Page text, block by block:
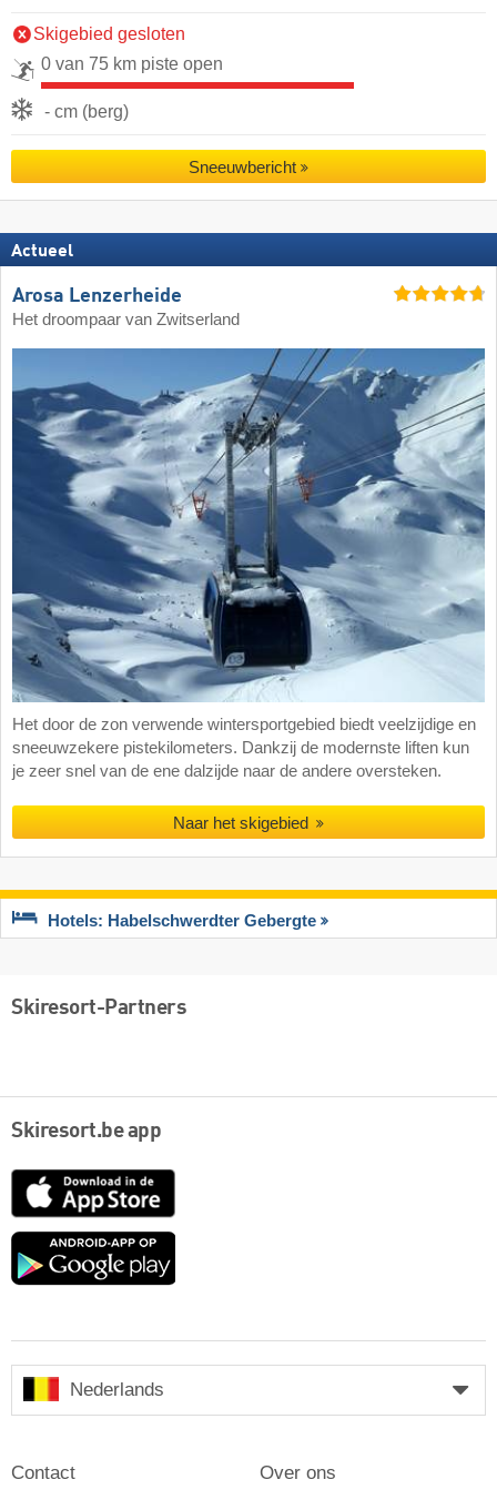
Skigebied gesloten
0 van 75 km piste open
- cm (berg)
Sneeuwbericht
Actueel
Arosa Lenzerheide
Het droompaar van Zwitserland
Het door de zon verwende wintersportgebied biedt veelzijdige en
sneeuwzekere pistekilometers. Dankzij de modernste liften kun
je zeer snel van de ene dalzijde naar de andere oversteken.
Naar het skigebied
Hotels: Habelschwerdter Gebergte
Skiresort-Partners
Skiresort.be app
App
Google
Nederlands
Contact Over ons